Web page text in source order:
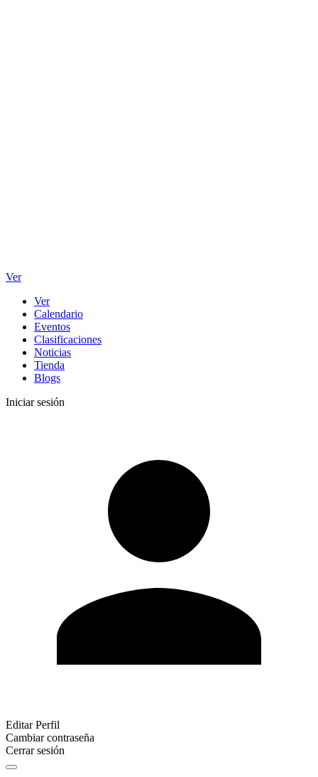
Ver
Ver
Calendario
Eventos
Clasificaciones
Noticias
Tienda
Blogs
Iniciar sesión
Editar Perfil
Cambiar contraseña
Cerrar sesión